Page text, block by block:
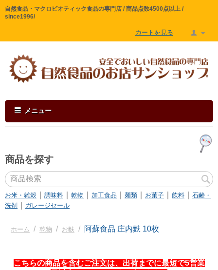
自然食品・マクロビオティック食品の専門店 / 商品点数4500点以上 /
since1996/
カートを見る
メニュー
商品を探す
お米・雑穀 調味料 乾物 加工食品 麺類 お菓子 飲料
石鹸・
洗剤
ガレージセール
ホーム / 乾物 / お麩 / 阿蘇食品 庄内麩 10枚
こちらの商品を含むご注文は、出荷までに最短で5営業